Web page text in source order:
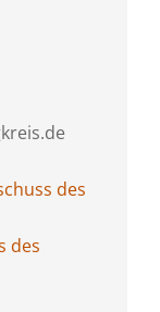
des
des